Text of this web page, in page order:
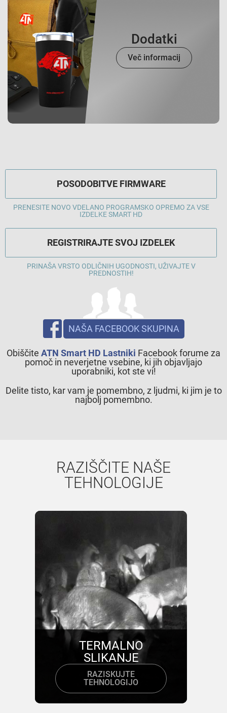
Dodatki
Več informacij
POSODOBITVE FIRMWARE
PRENESITE NOVO VDELANO PROGRAMSKO OPREMO ZA VSE
IZDELKE SMART HD
REGISTRIRAJTE SVOJ IZDELEK
PRINAŠA VRSTO ODLIČNIH UGODNOSTI, UŽIVAJTE V
PREDNOSTIH!
NAŠA FACEBOOK SKUPINA
Obiščite ATN Smart HD Lastniki Facebook forume za
pomoč in neverjetne vsebine, ki jih objavljajo
uporabniki, kot ste vi!
Delite tisto, kar vam je pomembno, z ljudmi, ki jim je to
najbolj pomembno.
RAZIŠČITE NAŠE
TEHNOLOGIJE
TERMALNO
SLIKANJE
RAZISKUJTE
TEHNOLOGIJO